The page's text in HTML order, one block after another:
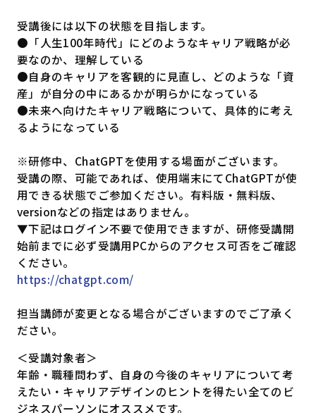
受講後には以下の状態を目指します。
●「人生100年時代」にどのようなキャリア戦略が必
要なのか、理解している
●自身のキャリアを客観的に見直し、どのような「資
産」が自分の中にあるかが明らかになっている
●未来へ向けたキャリア戦略について、具体的に考え
るようになっている
※研修中、ChatGPTを使用する場面がございます。
受講の際、可能であれば、使用端末にてChatGPTが使
用できる状態でご参加ください。有料版・無料版、
versionなどの指定はありません。
▼下記はログイン不要で使用できますが、研修受講開
始前までに必ず受講用PCからのアクセス可否をご確認
ください。
https://chatgpt.com/
担当講師が変更となる場合がございますのでご了承く
ださい。
＜受講対象者＞
年齢・職種問わず、自身の今後のキャリアについて考
えたい・キャリアデザインのヒントを得たい全てのビ
ジネスパーソンにオススメです。